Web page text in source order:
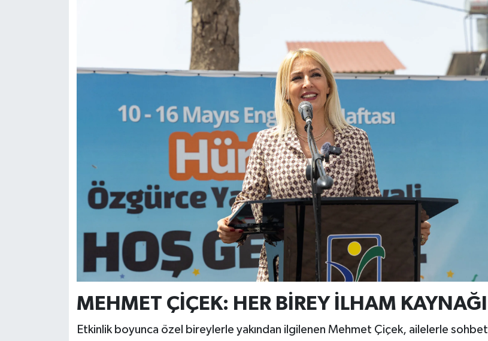
MEHMET ÇİÇEK: HER BİREY İLHAM KAYNAĞI
Etkinlik boyunca özel bireylerle yakından ilgilenen Mehmet Çiçek, ailelerle sohbet